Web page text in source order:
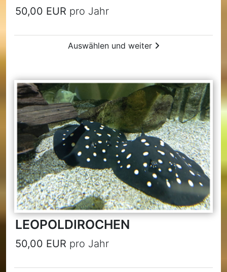
50,00 EUR pro Jahr
Auswählen und weiter
LEOPOLDIROCHEN
50,00 EUR pro Jahr